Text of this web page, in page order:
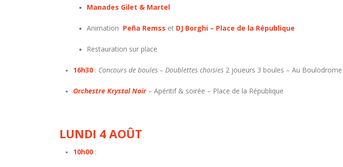
Manades Gilet & Martel
Animation Peña Remss et DJ Borghi – Place de la République
Restauration sur place
16h30 : Concours de boules – Doublettes choisies 2 joueurs 3 boules – Au Boulodrome
Orchestre Krystal Noir– Apéritif & soirée – Place de la République
LUNDI 4 AOÛT
10h00 :